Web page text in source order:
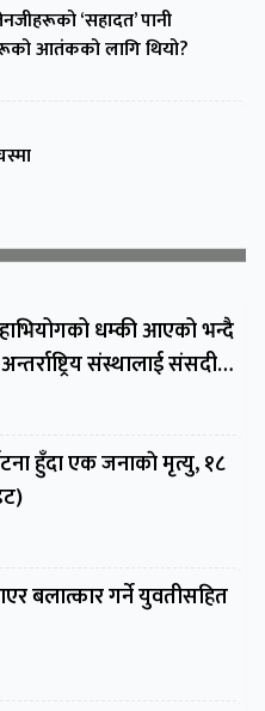
‘सहादत’ पानी
आतंकको लागि थियो?
धम्की आएको भन्दै
संस्थालाई संसदीय
हुँदा एक जनाकाे मृत्यु, १८
बलात्कार गर्ने युवतीसहित